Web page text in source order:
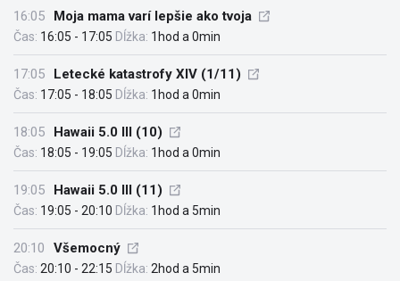
16:05 Moja mama varí lepšie ako tvoja
Čas: 16:05 - 17:05 Dĺžka: 1hod a 0min
17:05 Letecké katastrofy XIV (1/11)
Čas: 17:05 - 18:05 Dĺžka: 1hod a 0min
18:05 Hawaii 5.0 III (10)
Čas: 18:05 - 19:05 Dĺžka: 1hod a 0min
19:05 Hawaii 5.0 III (11)
Čas: 19:05 - 20:10 Dĺžka: 1hod a 5min
20:10 Všemocný
Čas: 20:10 - 22:15 Dĺžka: 2hod a 5min